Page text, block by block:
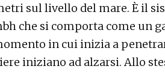
sul livello del mare. È il
che si comporta come un
in cui inizia a
iniziano ad alzarsi. Allo